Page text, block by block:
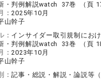
・判例解説watch 37巻 （頁
：2025年10月
山幹子
： インサイダー取引規制にお
・判例解説watch 33巻 （頁
：2023年10月
山幹子
：記事・総説・解説・論説等